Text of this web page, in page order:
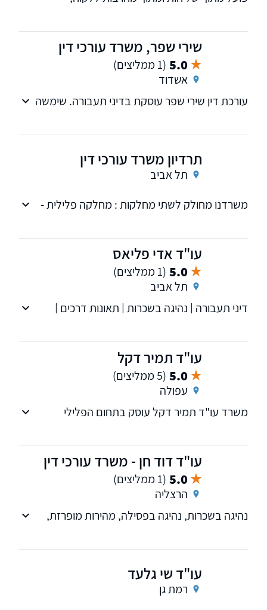
להשגת יעדי הלקוח.שירי שפר, משרד עורכי דין
5.0 (1 ממליצים)
אשדוד
עורכת דין שירי שפר עוסקת בדיני תעבורה. שימשה
שבע, אילת.תרדיון משרד עורכי דין
תל אביב
משרדנו מחולק לשתי מחלקות : מחלקה פלילית -
עו"ד אדי פליאס
5.0 (1 ממליצים)
תל אביב
דיני תעבורה | נהיגה בשכרות | תאונות דרכים |
עו"ד תמיר דקל
5.0 (5 ממליצים)
עפולה
משרד עו"ד תמיר דקל עוסק בתחום הפלילי
עו"ד דוד חן - משרד עורכי דין
5.0 (1 ממליצים)
הרצליה
נהיגה בשכרות, נהיגה בפסילה, מהירות מופרזת,
עו"ד שי גלעד
רמת גן